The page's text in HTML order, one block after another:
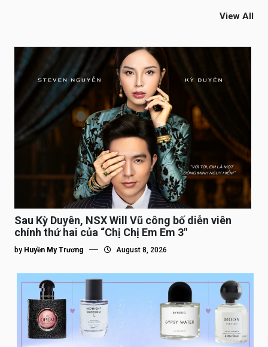
View All
Sau Kỳ Duyên, NSX Will Vũ công bố diễn viên
chính thứ hai của “Chị Chị Em Em 3″
by Huyền My Trương August 8, 2026